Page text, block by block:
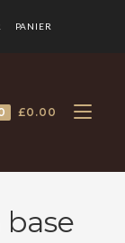
PANIER
£0.00